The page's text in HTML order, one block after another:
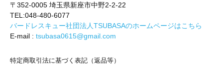
〒352-0005 埼玉県新座市中野2-2-22
TEL:048-480-6077
バードレスキュー社団法人TSUBASAのホームページはこちら
E-mail : tsubasa0615@gmail.com
特定商取引法に基づく表記（返品等）